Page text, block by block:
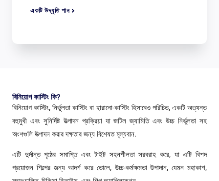
একটি উদ্ধৃতি পান
বিনিয়োগ কাস্টিং কি?
বিনিয়োগ কাস্টিং, নির্ভুলতা কাস্টিং বা হারানো-কাস্টিং হিসাবেও পরিচিত, একটি অত্যন্ত
বহুমুখী এবং সুনির্দিষ্ট উত্পাদন প্রক্রিয়া যা জটিল জ্যামিতি এবং উচ্চ নির্ভুলতা সহ
অংশগুলি উত্পাদন করার দক্ষতার জন্য বিশেষত মূল্যবান.
এটি দুর্দান্ত পৃষ্ঠের সমাপ্তি এবং টাইট সহনশীলতা সরবরাহ করে, যা এটি বিশদ
প্রয়োজন শিল্পের জন্য আদর্শ করে তোলে, উচ্চ-কর্মক্ষমতা উপাদান, যেমন মহাকাশ,